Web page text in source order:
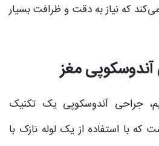
که نیاز به دقت و ظرافت بسیار
آندوسکوپی مغز
جراحی آندوسکوپی یک تکنیک
که با استفاده از یک لوله نازک با